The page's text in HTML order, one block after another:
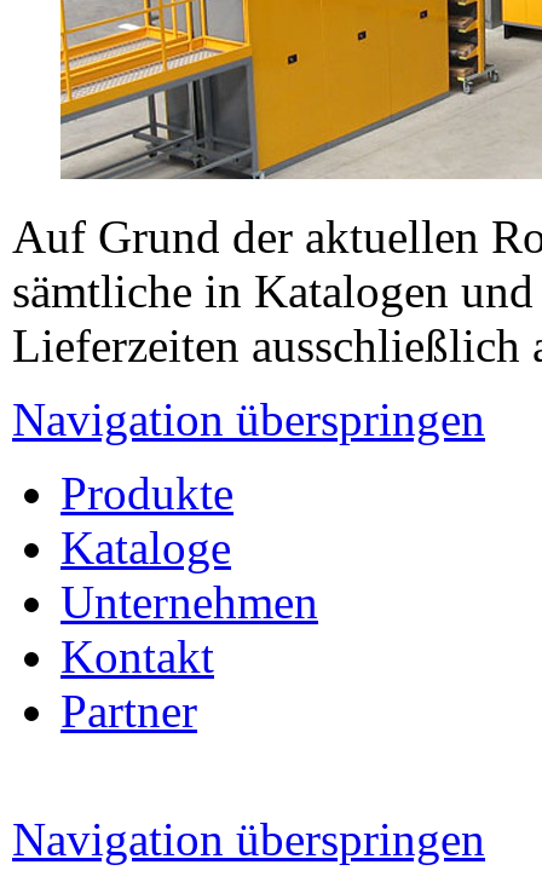
Auf Grund der aktuellen
sämtliche in Katalogen
Lieferzeiten ausschließlich
Navigation überspringen
Produkte
Kataloge
Unternehmen
Kontakt
Partner
Navigation überspringen